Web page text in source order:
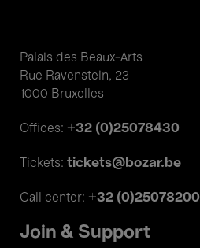
Palais des Beaux-Arts
Rue Ravenstein, 23
1000 Bruxelles
Offices: +32 (0)25078430
Tickets: tickets@bozar.be
Call center: +32 (0)25078200
Join & Support